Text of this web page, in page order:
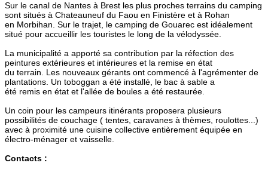
Sur le canal de Nantes à Brest les plus proches terrains du camping
sont situés à Chateauneuf du Faou en Finistère et à Rohan
en Morbihan. Sur le trajet, le camping de Gouarec est idéalement
situé pour accueillir les touristes le long de la vélodyssée.
La municipalité a apporté sa contribution par la réfection des
peintures extérieures et intérieures et la remise en état
du terrain. Les nouveaux gérants ont commencé à l'agrémenter de
plantations. Un toboggan a été installé, le bac à sable a
été remis en état et l'allée de boules a été restaurée.
Un coin pour les campeurs itinérants proposera plusieurs
possibilités de couchage ( tentes, caravanes à thèmes, roulottes...)
avec à proximité une cuisine collective entièrement équipée en
électro-ménager et vaisselle.
Contacts :